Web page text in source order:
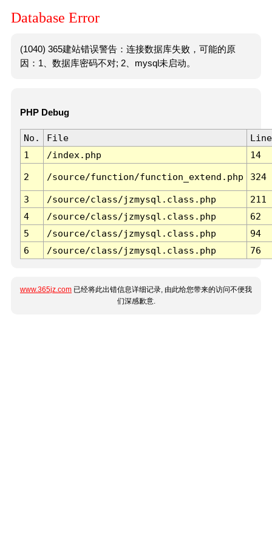
Database Error
(1040) 365建站错误警告：连接数据库失败，可能的原
因：1、数据库密码不对; 2、mysql未启动。
PHP Debug
No. File
Line
1
/index.php 14
2 /source/function/function_extend.php 324
3 /source/class/jzmysql.class.php
211
4
/source/class/jzmysql.class.php
62
5
/source/class/jzmysql.class.php
94
6
/source/class/jzmysql.class.php 76
www.365jz.com 已经将此出错信息详细记录, 由此给您带来的访问不便我
们深感歉意.